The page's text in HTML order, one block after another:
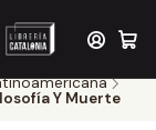
compras sobre
Y Muerte